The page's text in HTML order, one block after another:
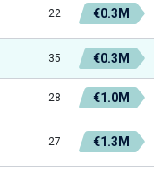
22 €0.3M
35 €0.3M
28 €1.0M
27 €1.3M